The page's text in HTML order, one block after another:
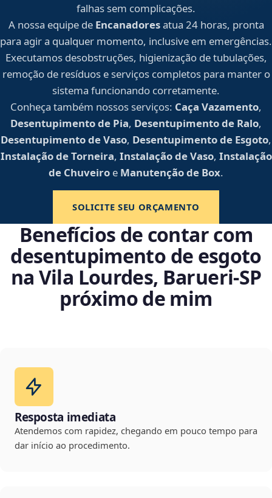
falhas sem complicações.
A nossa equipe de Encanadoresatua 24 horas, pronta
para agir a qualquer momento, inclusive em emergências.
Executamos desobstruções, higienização de tubulações,
remoção de resíduos e serviços completos para manter o
sistema funcionando corretamente.
Conheça também nossos serviços: Caça Vazamento,
Desentupimento de Pia, Desentupimento de Ralo,
Desentupimento de Vaso, Desentupimento de Esgoto,
Instalação de Torneira, Instalação de Vaso, Instalação
de Chuveiro e Manutenção de Box.
SOLICITE SEU ORÇAMENTO
Benefícios de contar com
desentupimento de esgoto
na Vila Lourdes, Barueri‑SP
próximo de mim
Resposta imediata
Atendemos com rapidez, chegando em pouco tempo para
dar início ao procedimento.